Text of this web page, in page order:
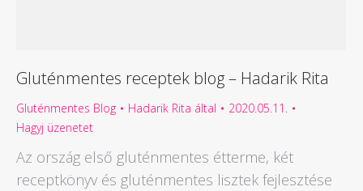
Gluténmentes receptek blog – Hadarik Rita
Gluténmentes Blog Hadarik Rita által
2020.05.11.
Hagyj üzenetet
Az ország első gluténmentes étterme, két
receptkönyv és gluténmentes lisztek fejlesztése